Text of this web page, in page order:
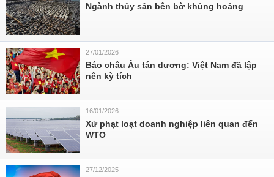
Ngành thủy sản bên bờ khủng hoảng
27/01/2026
Báo châu Âu tán dương: Việt Nam đã lập
nên kỳ tích
16/01/2026
Xử phạt loạt doanh nghiệp liên quan đến
WTO
27/12/2025